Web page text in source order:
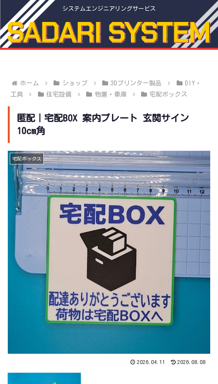
システムエンジニアリングサービス
ホーム ショップ 3Dプリンター製品
DIY・
工具
住宅設備 物置・車庫 宅配ボックス
匿配｜宅配BOX 案内プレート 玄関サイン
10cm角
宅配ボックス
2026.04.11 2026.08.08